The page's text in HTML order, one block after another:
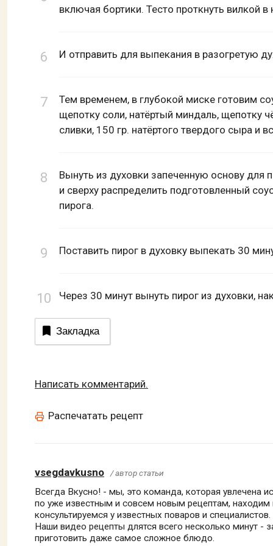
включая бортики. Тесто проткнуть вилкой в
И отправить для выпекания в разогретую
Тем временем, в глубокой миске готовим
щепотку соли, натёртый миндаль, щепотку
сливки, 150 гр. натёртого твердого сыра и
Вынуть из духовки запеченную основу для
и сверху распределить подготовленный
пирога.
Поставить пирог в духовку выпекать 30
Через 30 минут вынуть пирог из духовки,
Закладка
Написать комментарий.
Распечатать рецепт
vsegdavkusno / автор статьи
Всегда Вкусно! - мы, это команда, которая увлечена
по уже известным и совсем новым рецептам,
консультируемся у известных поваров и специалистов.
Наши видео рецепты длятся всего несколько минут
приготовить даже самое сложное блюдо.